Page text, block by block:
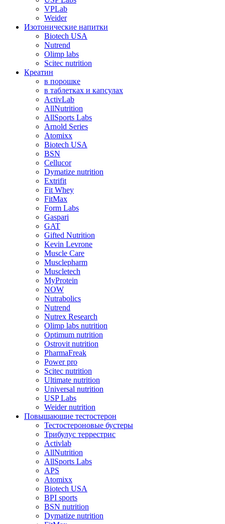
VPLab
Weider
Изотонические напитки
Biotech USA
Nutrend
Olimp labs
Scitec nutrition
Креатин
в порошке
в таблетках и капсулах
ActivLab
AllNutrition
AllSports Labs
Arnold Series
Atomixx
Biotech USA
BSN
Cellucor
Dymatize nutrition
Extrifit
Fit Whey
FitMax
Form Labs
Gaspari
GAT
Gifted Nutrition
Kevin Levrone
Muscle Care
Musclepharm
Muscletech
MyProtein
NOW
Nutrabolics
Nutrend
Nutrex Research
Olimp labs nutrition
Optimum nutrition
Ostrovit nutrition
PharmaFreak
Power pro
Scitec nutrition
Ultimate nutrition
Universal nutrition
USP Labs
Weider nutrition
Повышающие тестостерон
Тестостероновые бустеры
Трибулус террестрис
Activlab
AllNutrition
AllSports Labs
APS
Atomixx
Biotech USA
BPI sports
BSN nutrition
Dymatize nutrition